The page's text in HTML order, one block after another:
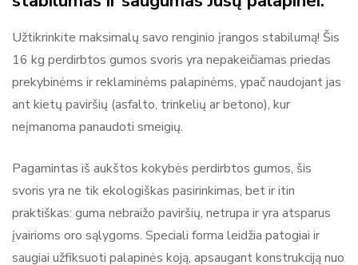
Užtikrinkite maksimalų savo renginio įrangos stabilumą! Šis
16 kg perdirbtos gumos svoris yra nepakeičiamas priedas
prekybinėms ir reklaminėms palapinėms, ypač naudojant jas
ant kietų paviršių (asfalto, trinkelių ar betono), kur
neįmanoma panaudoti smeigių.
Pagamintas iš aukštos kokybės perdirbtos gumos, šis
svoris yra ne tik ekologiškas pasirinkimas, bet ir itin
praktiškas: guma nebraižo paviršių, netrupa ir yra atsparus
įvairioms oro sąlygoms. Speciali forma leidžia patogiai ir
saugiai užfiksuoti palapinės koją, apsaugant konstrukciją nuo
Daugiau prekių
Mitko - kokybiškos reklaminės renginių
palapinės!